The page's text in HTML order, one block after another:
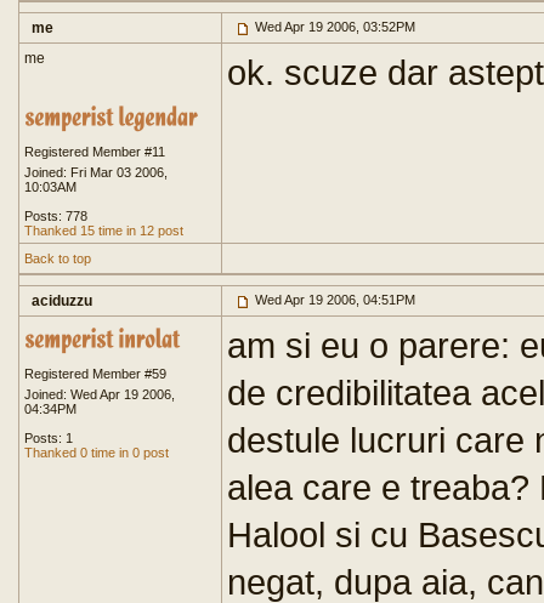
me Wed Apr 19 2006, 03:52PM
me
Registered Member #11
Joined: Fri Mar 03 2006,
10:03AM
Posts: 778
Thanked 15 time in 12 post
ok. scuze dar
Back to top
aciduzzu Wed Apr 19 2006, 04:51PM
Registered Member #59
Joined: Wed Apr 19 2006,
04:34PM
Posts: 1
Thanked 0 time in 0 post
am si eu o parere:
de credibilitatea
destule lucruri care
alea care e
Halool si cu
negat, dupa aia,